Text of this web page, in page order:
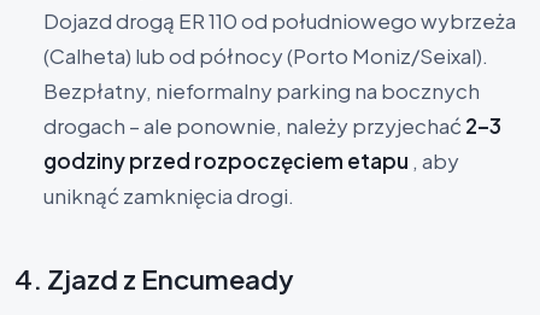
Dojazd drogą ER 110 od południowego wybrzeża
(Calheta) lub od północy (Porto Moniz/Seixal).
Bezpłatny, nieformalny parking na bocznych
drogach – ale ponownie, należy przyjechać 2–3
godziny przed rozpoczęciem etapu , aby
uniknąć zamknięcia drogi.
4. Zjazd z Encumeady